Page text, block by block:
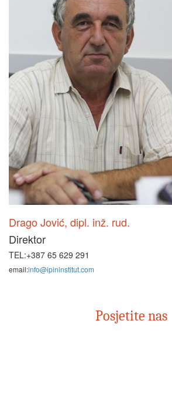
Drago Jović, dipl. inž. rud.
Direktor
TEL:+387 65 629 291
email:info@ipininstitut.com
Posjetite nas